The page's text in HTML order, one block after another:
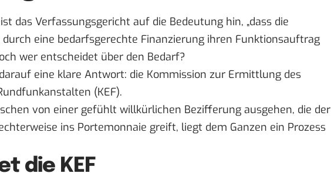
das Verfassungsgericht auf die Bedeutung hin, „dass die
eine bedarfsgerechte Finanzierung ihren Funktionsauftrag
wer entscheidet über den Bedarf?
eine klare Antwort: die Kommission zur Ermittlung des
(KEF).
von einer gefühlt willkürlichen Bezifferung ausgehen, die der
ins Portemonnaie greift, liegt dem Ganzen ein Prozess
die KEF